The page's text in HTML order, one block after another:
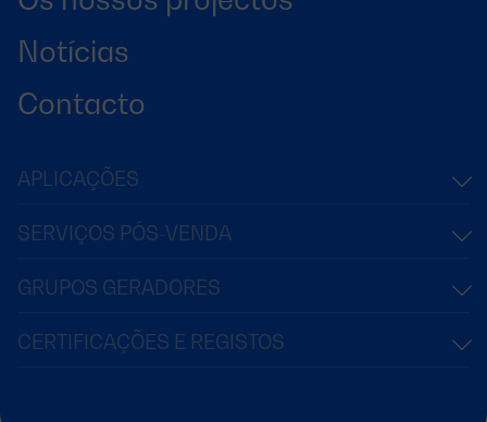
Notícias
Contacto
APLICAÇÕES
SERVIÇOS PÓS-VENDA
GRUPOS GERADORES
CERTIFICAÇÕES E REGISTOS